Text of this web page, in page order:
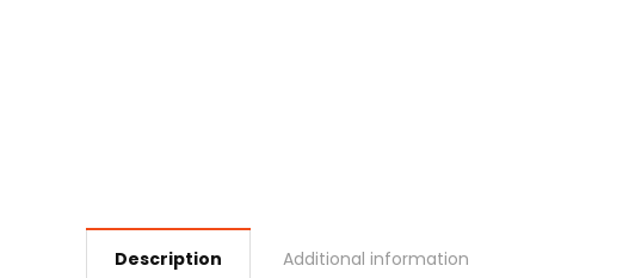
Description Additional information